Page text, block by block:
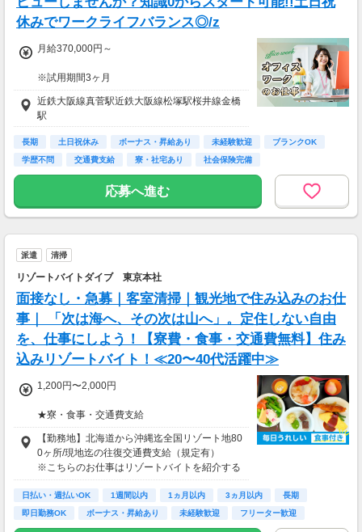
休みでワークライフバランス◎/z
月給370,000円～
※試用期間3ヶ月
待遇に変わりありません。
▽月給額に下記の一律手当含む
■エリア職種手当／1万2,000円～3万円
■稼働手当／1万円
▽その他手当
■残業手当(超過分)
■引越手当／3万円（支給条件あり）
大4万円／月 支給
年収444万円／22歳／入社1年目
年収520万円／28歳／入社3年目
年収600万円／32歳／入社5年目
年収790万円／36歳／入社9年目
近鉄大阪線真菅駅近鉄大阪線松塚駅桜井線金橋
駅
長期 土日祝休み ボーナス・昇給あり 未経験歓迎
ブランクOK
学歴不問
交通費支給 寮・社宅あり 社会保険完備
応募へ進む
派遣 清掃
リゾートバイトダイブ 東京本社
面接なし・急募｜客室清掃｜観光地で住み込みのお仕
事｜ 「次は海へ、その次は山へ」。定住しない自由
を、仕事にしよう！【寮費・食事・交通費無料】住み
込みリゾートバイト！≪20〜40代活躍中≫
1,200円〜2,000円
★寮・食事・交通費支給
住み込みのお仕事のため、以下の補助がありま
す。
・寮費・光熱費無料（個室あり）
・食事無料
・往復交通費支給（上限あり）
※勤務地による
【勤務地】北海道から沖縄迄全国リゾート地80
0ヶ所/現地迄の往復交通費支給（規定有）
※こちらのお仕事はリゾートバイトを紹介する
募集となっており実際に募集がある勤務地と異
なる場合がございます。
カウンセリングでご希望条件をお伺いし、全国
からお仕事をご案内いたします。※ご自宅から
日払い・週払いOK 1週間以内 1ヵ月以内 3ヵ月以内
長期
即日勤務OK
ボーナス・昇給あり 未経験歓迎 フリーター歓迎